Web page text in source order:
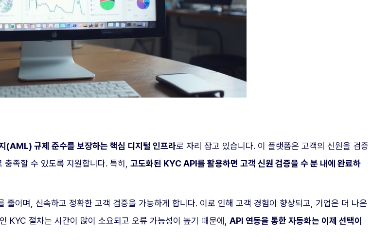
(AML) 규제 준수를 보장하는 핵심 디지털 인프라로 자리 잡고 있습니다. 이 플랫폼은 고객의 신원을 검증
족할 수 있도록 지원합니다. 특히, 고도화된 KYC API를 활용하면 고객 신원 검증을 수 분 내에 완료하
이며, 신속하고 정확한 고객 검증을 가능하게 합니다. 이로 인해 고객 경험이 향상되고, 기업은 더 나은
KYC 절차는 시간이 많이 소요되고 오류 가능성이 높기 때문에, API 연동을 통한 자동화는 이제 선택이